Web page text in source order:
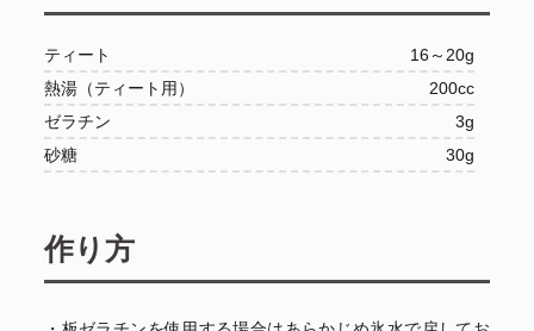
ティート
16～20g
熱湯（ティート用）
200cc
ゼラチン
3g
砂糖
30g
作り方